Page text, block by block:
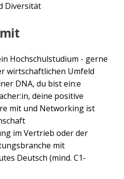
Diversität
Hochschulstudium - gerne
wirtschaftlichen Umfeld
DNA, du bist ein:e
deine positive
mit und Networking ist
im Vertrieb oder der
mit
Deutsch (mind. C1-